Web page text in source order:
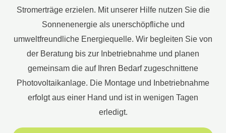
Stromerträge erzielen. Mit unserer Hilfe nutzen Sie die
Sonnenenergie als unerschöpfliche und
umweltfreundliche Energiequelle. Wir begleiten Sie von
der Beratung bis zur Inbetriebnahme und planen
gemeinsam die auf Ihren Bedarf zugeschnittene
Photovoltaikanlage. Die Montage und Inbetriebnahme
erfolgt aus einer Hand und ist in wenigen Tagen
erledigt.